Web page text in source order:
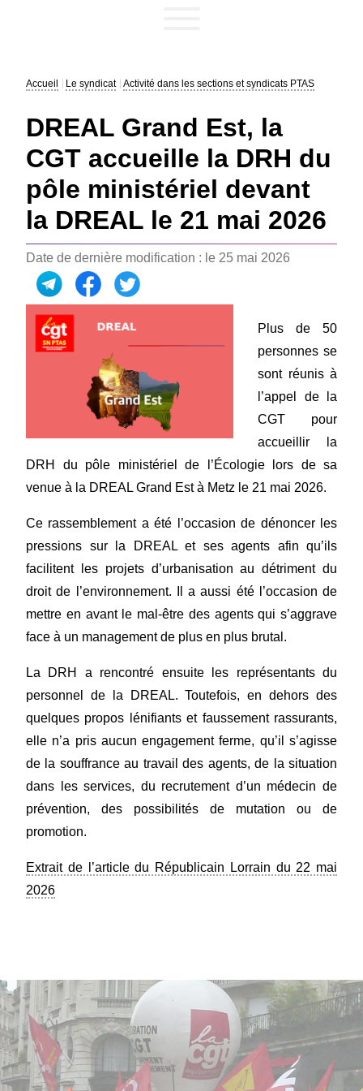
Accueil Le syndicat Activité dans les sections et syndicats PTAS
DREAL Grand Est, la
CGT accueille la DRH du
pôle ministériel devant
la DREAL le 21 mai 2026
Date de dernière modification : le 25 mai 2026
Plus de 50
personnes se
sont réunis à
l’appel de la
CGT pour
accueillir la
DRH du pôle ministériel de l’Écologie lors de sa
venue à la DREAL Grand Est à Metz le 21 mai 2026.
Ce rassemblement a été l’occasion de dénoncer les
pressions sur la DREAL et ses agents afin qu’ils
facilitent les projets d’urbanisation au détriment du
droit de l’environnement. Il a aussi été l’occasion de
mettre en avant le mal-être des agents qui s’aggrave
face à un management de plus en plus brutal.
La DRH a rencontré ensuite les représentants du
personnel de la DREAL. Toutefois, en dehors des
quelques propos lénifiants et faussement rassurants,
elle n’a pris aucun engagement ferme, qu’il s’agisse
de la souffrance au travail des agents, de la situation
dans les services, du recrutement d’un médecin de
prévention, des possibilités de mutation ou de
promotion.
Extrait de l’article du Républicain Lorrain du 22 mai
2026